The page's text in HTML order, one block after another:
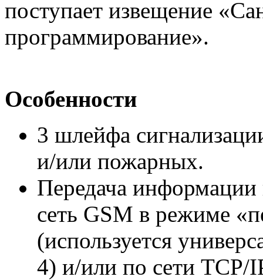
поступает извещение
программирование».
Особенности
3 шлейфа
и/или пожарных.
Передача
сеть GSM в режиме
(используется
4) и/или по сети TCP/